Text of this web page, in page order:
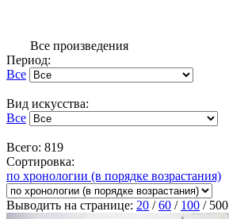
Все произведения
Период:
Все
Вид искусства:
Все
Всего: 819
Сортировка:
по хронологии (в порядке возрастания)
Выводить на странице: 20 /60 / 100 / 500